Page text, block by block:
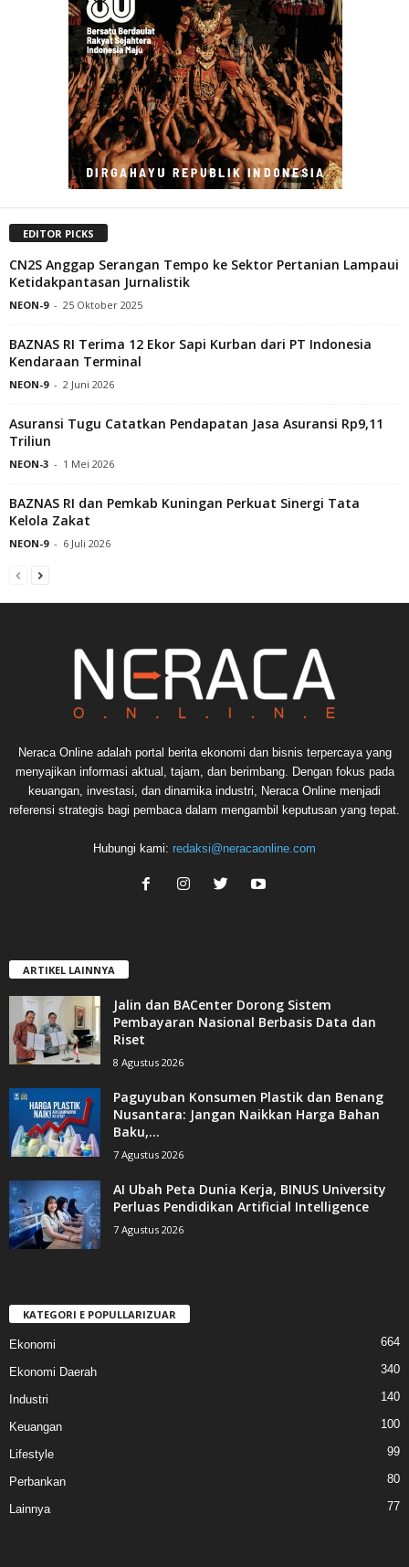
EDITOR PICKS
CN2S Anggap Serangan Tempo ke Sektor Pertanian Lampaui
Ketidakpantasan Jurnalistik
NEON-9 - 25 Oktober 2025
BAZNAS RI Terima 12 Ekor Sapi Kurban dari PT Indonesia
Kendaraan Terminal
NEON-9 - 2 Juni 2026
Asuransi Tugu Catatkan Pendapatan Jasa Asuransi Rp9,11
Triliun
NEON-3 - 1 Mei 2026
BAZNAS RI dan Pemkab Kuningan Perkuat Sinergi Tata
Kelola Zakat
NEON-9 - 6 Juli 2026
Neraca Online adalah portal berita ekonomi dan bisnis terpercaya yang
menyajikan informasi aktual, tajam, dan berimbang. Dengan fokus pada
keuangan, investasi, dan dinamika industri, Neraca Online menjadi
referensi strategis bagi pembaca dalam mengambil keputusan yang tepat.
Hubungi kami: redaksi@neracaonline.com
ARTIKEL LAINNYA
Jalin dan BACenter Dorong Sistem
Pembayaran Nasional Berbasis Data dan
Riset
8 Agustus 2026
Paguyuban Konsumen Plastik dan Benang
Nusantara: Jangan Naikkan Harga Bahan
Baku,...
7 Agustus 2026
AI Ubah Peta Dunia Kerja, BINUS University
Perluas Pendidikan Artificial Intelligence
7 Agustus 2026
KATEGORI E POPULLARIZUAR
Ekonomi 664
Ekonomi Daerah 340
Industri 140
Keuangan 100
Lifestyle 99
Perbankan 80
Lainnya 77